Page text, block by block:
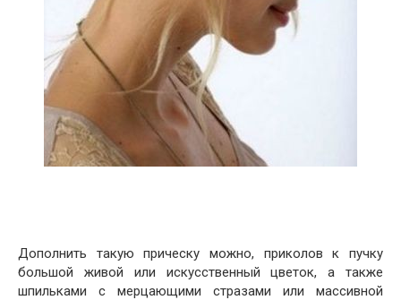
Дополнить такую прическу можно, приколов к пучку
большой живой или искусственный цветок, а также
шпильками с мерцающими стразами или массивной